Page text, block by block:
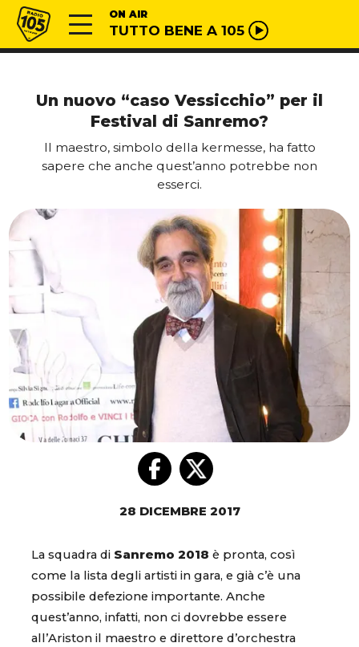
Vai al contenuto
Radio 105 ON AIR
TUTTO BENE A 105
Un nuovo “caso Vessicchio” per il
Festival di Sanremo?
Il maestro, simbolo della kermesse, ha fatto
sapere che anche quest’anno potrebbe non
esserci.
28 DICEMBRE 2017
La squadra di Sanremo 2018 è pronta, così
come la lista degli artisti in gara, e già c’è una
possibile defezione importante. Anche
quest’anno, infatti, non ci dovrebbe essere
all’Ariston il maestro e direttore d’orchestra